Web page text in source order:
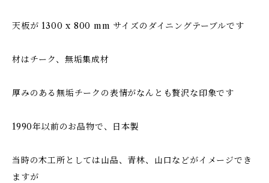
天板が 1300 x 800 mm サイズのダイニングテーブルです
材はチーク、無垢集成材
厚みのある無垢チークの表情がなんとも贅沢な印象です
1990年以前のお品物で、日本製
当時の木工所としては山品、青林、山口などがイメージでき
ますが